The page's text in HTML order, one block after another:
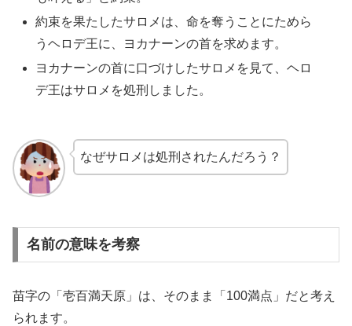
約束を果たしたサロメは、命を奪うことにためら
うヘロデ王に、ヨカナーンの首を求めます。
ヨカナーンの首に口づけしたサロメを見て、ヘロ
デ王はサロメを処刑しました。
なぜサロメは処刑されたんだろう？
名前の意味を考察
苗字の「壱百満天原」は、そのまま「100満点」だと考え
られます。